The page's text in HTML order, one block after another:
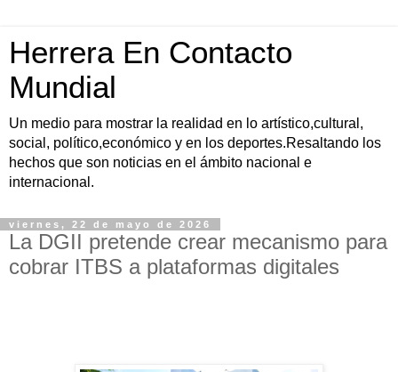
Herrera En Contacto
Mundial
Un medio para mostrar la realidad en lo artístico,cultural,
social, político,económico y en los deportes.Resaltando los
hechos que son noticias en el ámbito nacional e
internacional.
viernes, 22 de mayo de 2026
La DGII pretende crear mecanismo para
cobrar ITBS a plataformas digitales